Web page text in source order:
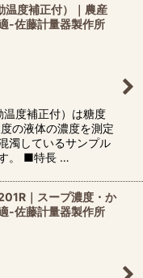
温度補正付）｜農産
-佐藤計量器製作所
度補正付）は糖度
の液体の濃度を測定
濁しているサンプル
。 ■特長 …
｜スープ濃度・か
-佐藤計量器製作所